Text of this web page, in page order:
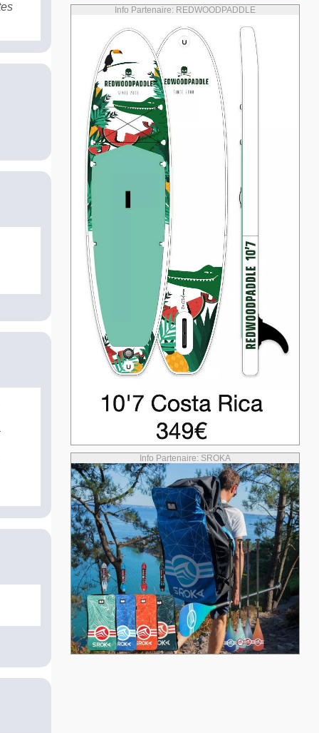
Info Partenaire: REDWOODPADDLE
Info Partenaire: SROKA